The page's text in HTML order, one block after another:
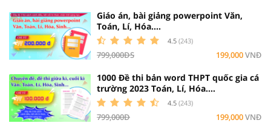
Giáo án, bài giảng powerpoint Văn,
Toán, Lí, Hóa....
4.5 (243)
799,000ĐS 199,000VNĐ
1000 Đề thi bản word THPT quốc gia cá
trường 2023 Toán, Lí, Hóa....
4.5 (243)
799,000Đ 199,000VNĐ